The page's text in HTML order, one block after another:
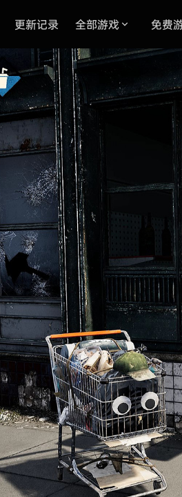
更新记录 全部游戏 免费